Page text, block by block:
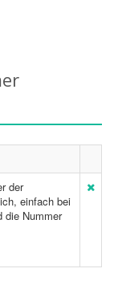
der
einfach bei
die Nummer